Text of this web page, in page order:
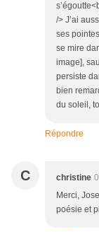
/> J’ai
ses
se mire
image],
persiste
bien
du soleil,
Répondre
C christine
Merci,
poésie et